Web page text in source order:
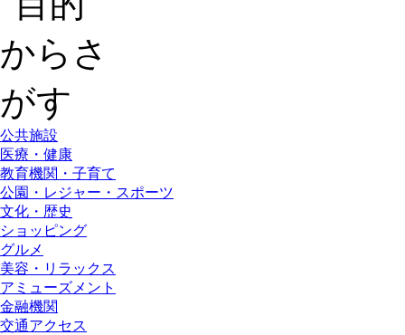
公共施設
医療・健康
教育機関・子育て
公園・レジャー・スポーツ
文化・歴史
ショッピング
グルメ
美容・リラックス
アミューズメント
金融機関
交通アクセス